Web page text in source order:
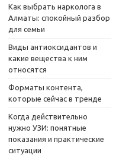
Как выбрать нарколога в
Алматы: спокойный разбор
для семьи
Виды антиоксидантов и
какие вещества к ним
относятся
Форматы контента,
которые сейчас в тренде
Когда действительно
нужно УЗИ: понятные
показания и практические
ситуации